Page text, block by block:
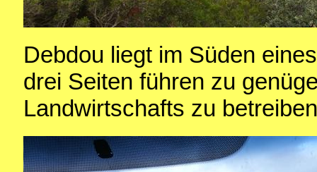
Debdou liegt im Süden
drei Seiten führen zu
Landwirtschafts zu